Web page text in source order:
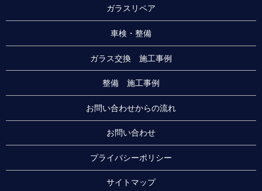
ガラスリペア
車検・整備
ガラス交換 施工事例
整備 施工事例
お問い合わせからの流れ
お問い合わせ
プライバシーポリシー
サイトマップ